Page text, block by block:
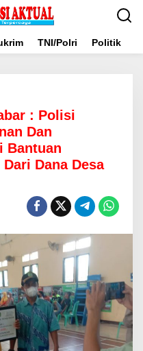
TNI/Polri Politik
: Polisi
Dan
Bantuan
Dana Desa